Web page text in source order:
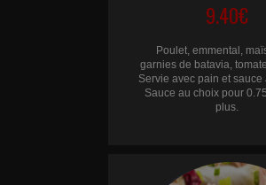
9.40€
Poulet, emmental,
garnies de batavia,
Servie avec pain et sauce
Sauce au choix pour
plus.